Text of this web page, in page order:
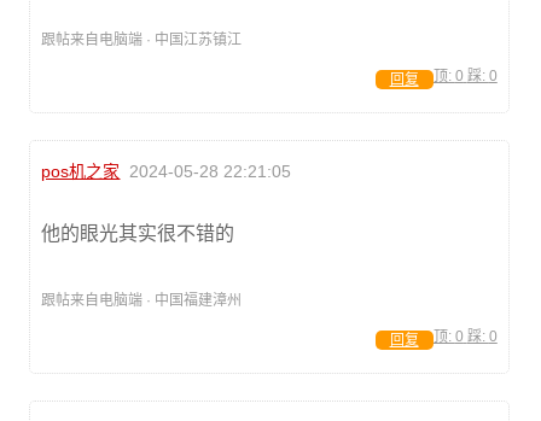
跟帖来自电脑端 · 中国江苏镇江
顶: 0 踩: 0
回复
pos机之家 2024-05-28 22:21:05
他的眼光其实很不错的
跟帖来自电脑端 · 中国福建漳州
顶: 0 踩: 0
回复